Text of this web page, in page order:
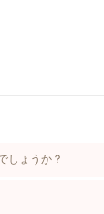
しょうか？